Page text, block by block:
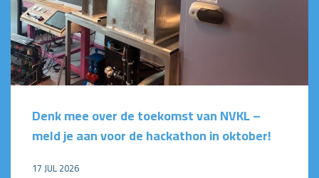
Denk mee over de toekomst van NVKL –
meld je aan voor de hackathon in oktober!
17 JUL 2026